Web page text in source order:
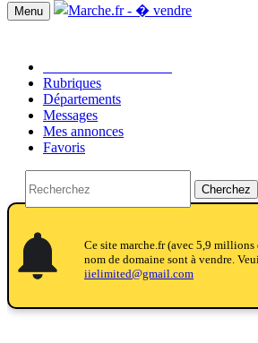
Menu
Rubriques
Départements
Messages
Mes annonces
Favoris
Cherchez
notifications
notifications
Ce site marche.fr (avec 5,9
nom de domaine sont à vendre.
iielimited@gmail.com